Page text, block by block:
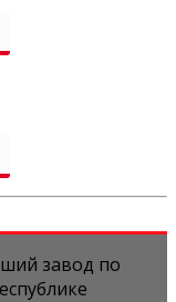
завод по